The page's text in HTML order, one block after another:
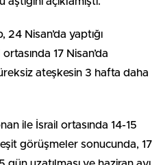
Nisan’da yaptığı
17 Nisan’da
ateşkesin 3 hafta daha
ile İsrail ortasında 14-15
görüşmeler sonucunda, 17